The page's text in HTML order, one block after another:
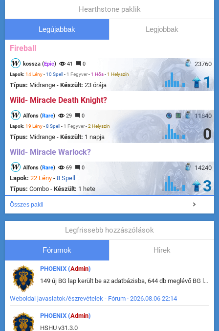
Hearthstone paklik
Legújabbak Legjobbak
Fireball
23760
kossza (Epic) 41 0
Lapok: 14 Lény-10 Spell - 1 Fegyver-1 Hős-1 Helyszín
Típus: Midrange - Készült: 23 órája 1
Wild- Miracle Death Knight?
11840
Alfons (Rare) 29 0
Lapok: 19 Lény-8 Spell - 1 Fegyver-2 Helyszín
Típus: Midrange - Készült: 1 napja 0
Wild- Miracle Warlock?
14240
Alfons (Rare) 69 0
Lapok: 22 Lény - 8 Spell
Típus: Combo - Készült: 1 hete 3
Összes pakli
Legfrissebb hozzászólások
Fórumok Hirek
PHOENIX (Admin)
149 új BG lap került be az adatbázisba, 644 db meglévő BG lap módosult, bekerültek az új képek a megváltozott lapokhoz is.
Weboldal javaslatok/észrevételek - Fórum · 2026.08.06 22:14
PHOENIX (Admin)
HSHU v31.3.0